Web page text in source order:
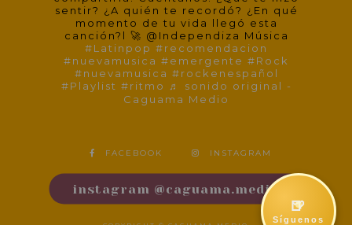
🍺
Síguenos
sentir? ¿A quién te recordó? ¿En qué
momento de tu vida llegó esta
canción?l 🚀 @Independiza Música
#Latinpop #recomendacion
#nuevamusica #emergente #Rock
#nuevamusica #rockenespañol
#Playlist #ritmo ♬ sonido original -
Caguama Medio
FACEBOOK INSTAGRAM
instagram @caguama.medio